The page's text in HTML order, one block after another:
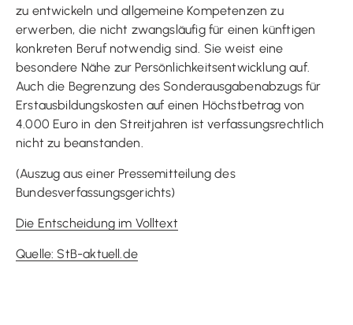
zu entwickeln und allgemeine Kompetenzen zu
erwerben, die nicht zwangsläufig für einen künftigen
konkreten Beruf notwendig sind. Sie weist eine
besondere Nähe zur Persönlichkeitsentwicklung auf.
Auch die Begrenzung des Sonderausgabenabzugs für
Erstausbildungskosten auf einen Höchstbetrag von
4.000 Euro in den Streitjahren ist verfassungsrechtlich
nicht zu beanstanden.
(Auszug aus einer Pressemitteilung des
Bundesverfassungsgerichts)
Die Entscheidung im Volltext
Quelle: StB-aktuell.de